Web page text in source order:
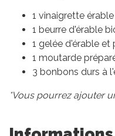
1 vinaigrette
1 beurre d'érable
1 gelée d'érable et
1 moutarde
3 bonbons durs à
*Vous pourrez ajouter